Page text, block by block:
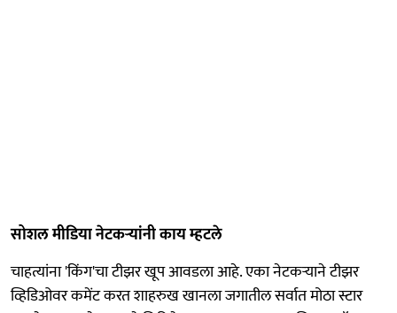
सोशल मीडिया नेटकऱ्यांनी काय म्हटले
चाहत्यांना 'किंग'चा टीझर खूप आवडला आहे. एका नेटकऱ्याने टीझर
व्हिडिओवर कमेंट करत शाहरुख खानला जगातील सर्वात मोठा स्टार